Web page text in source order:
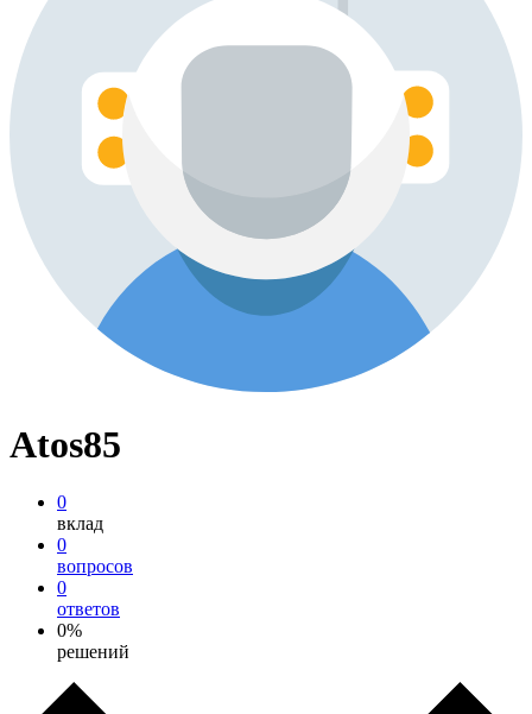
Atos85
0
вклад
0
вопросов
0
ответов
0%
решений